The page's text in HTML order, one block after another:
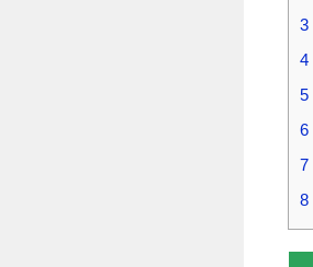
3
4
5
6
7
8